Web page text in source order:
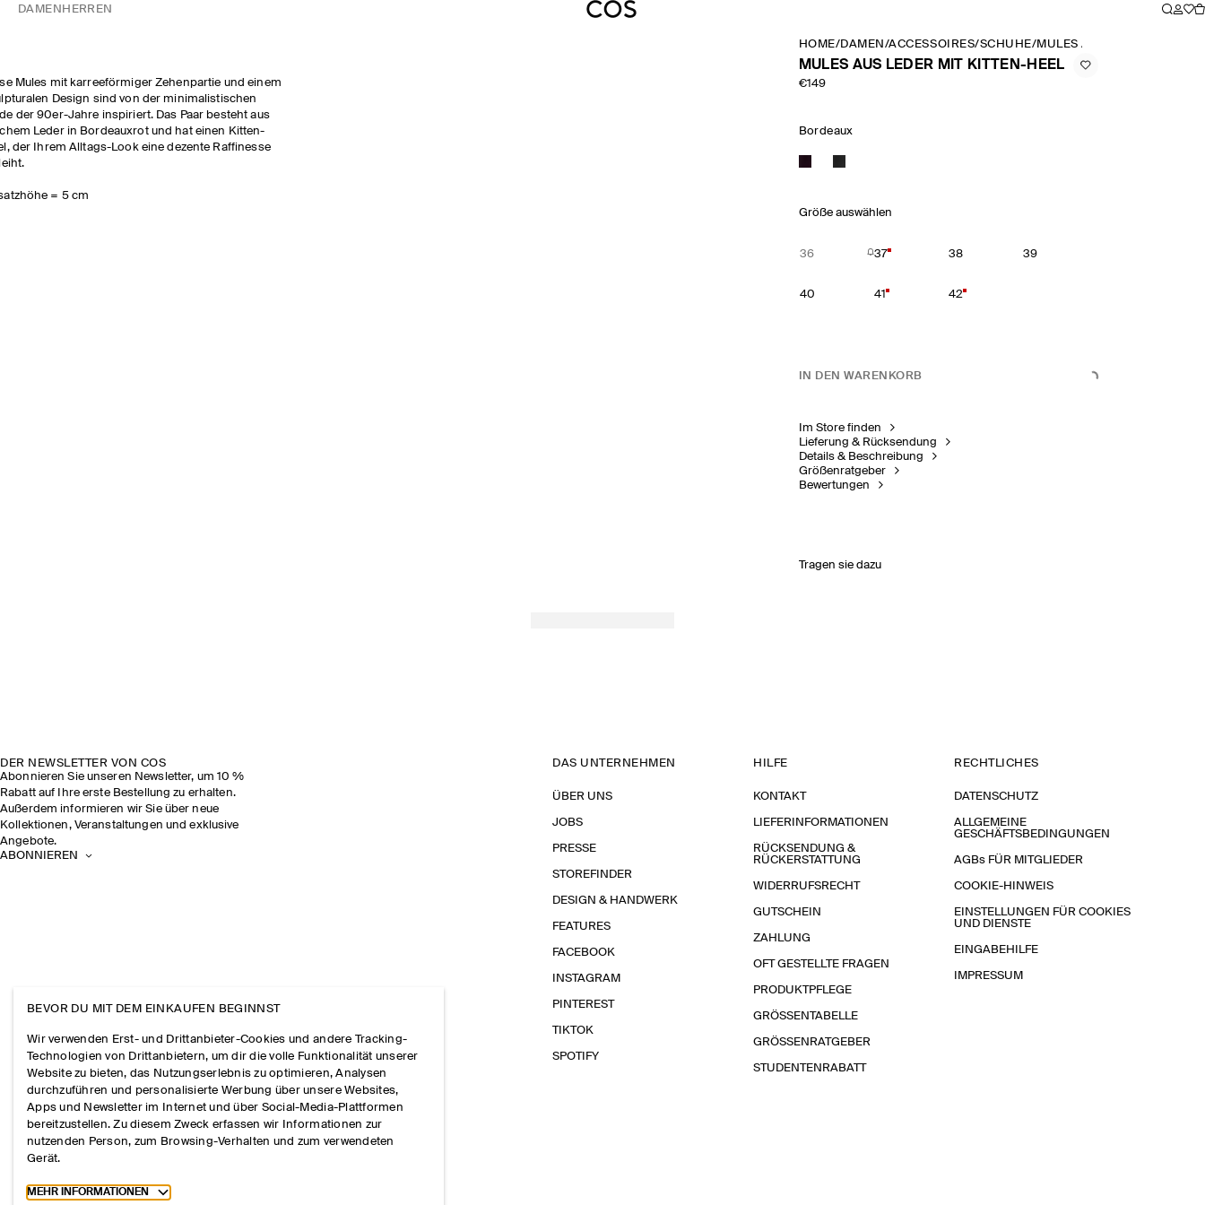
DAMEN HERREN
Mules mit karreeförmiger Zehenpartie und einem
Design sind von der minimalistischen
der 90er-Jahre inspiriert. Das Paar besteht aus
Leder in Bordeauxrot und hat einen Kitten-
der Ihrem Alltags-Look eine dezente Raffinesse
= 5 cm
HOME/DAMEN /ACCESSOIRES/SCHUHE/MULES AUS LEDER MIT
MULES AUS LEDER MIT KITTEN-HEEL
€149
Bordeaux
Größe auswählen
36 37 38 39
40 41 42
IN DEN WARENKORB
Im Store finden
Lieferung & Rücksendung
Details & Beschreibung
Größenratgeber
Bewertungen
Tragen sie dazu
DER NEWSLETTER VON COS
Abonnieren Sie unseren Newsletter, um 10 %
Rabatt auf Ihre erste Bestellung zu erhalten.
Außerdem informieren wir Sie über neue
Kollektionen, Veranstaltungen und exklusive
Angebote.
ABONNIEREN
DAS UNTERNEHMEN
ÜBER UNS
JOBS
PRESSE
STOREFINDER
DESIGN & HANDWERK
FEATURES
FACEBOOK
INSTAGRAM
PINTEREST
TIKTOK
SPOTIFY
HILFE
KONTAKT
LIEFERINFORMATIONEN
RÜCKSENDUNG &
RÜCKERSTATTUNG
WIDERRUFSRECHT
GUTSCHEIN
ZAHLUNG
OFT GESTELLTE FRAGEN
PRODUKTPFLEGE
GRÖSSENTABELLE
GRÖSSENRATGEBER
STUDENTENRABATT
RECHTLICHES
DATENSCHUTZ
ALLGEMEINE
GESCHÄFTSBEDINGUNGEN
AGBs FÜR MITGLIEDER
COOKIE-HINWEIS
EINSTELLUNGEN FÜR COOKIES
UND DIENSTE
EINGABEHILFE
IMPRESSUM
BEVOR DU MIT DEM EINKAUFEN BEGINNST
Wir verwenden Erst- und Drittanbieter-Cookies und andere Tracking-
Technologien von Drittanbietern, um dir die volle Funktionalität unserer
Website zu bieten, das Nutzungserlebnis zu optimieren, Analysen
durchzuführen und personalisierte Werbung über unsere Websites,
Apps und Newsletter im Internet und über Social-Media-Plattformen
bereitzustellen. Zu diesem Zweck erfassen wir Informationen zur
nutzenden Person, zum Browsing-Verhalten und zum verwendeten
Gerät.
Toggle more cookie information
MEHR INFORMATIONEN